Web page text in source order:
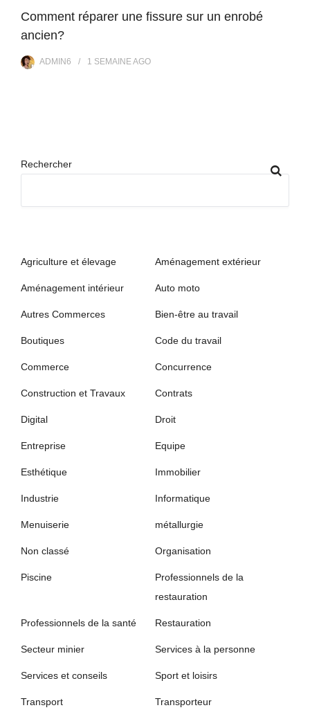
Comment réparer une fissure sur un enrobé
ancien?
ADMIN6 1 SEMAINEAGO
Rechercher
Agriculture et élevage Aménagement extérieur
Aménagement intérieur Auto moto
Autres Commerces Bien-être au travail
Boutiques Code du travail
Commerce Concurrence
Construction et Travaux Contrats
Digital Droit
Entreprise Equipe
Esthétique Immobilier
Industrie Informatique
Menuiserie métallurgie
Non classé Organisation
Piscine
Professionnels de la
restauration
Professionnels de la santé Restauration
Secteur minier Services à la personne
Services et conseils Sport et loisirs
Transport Transporteur